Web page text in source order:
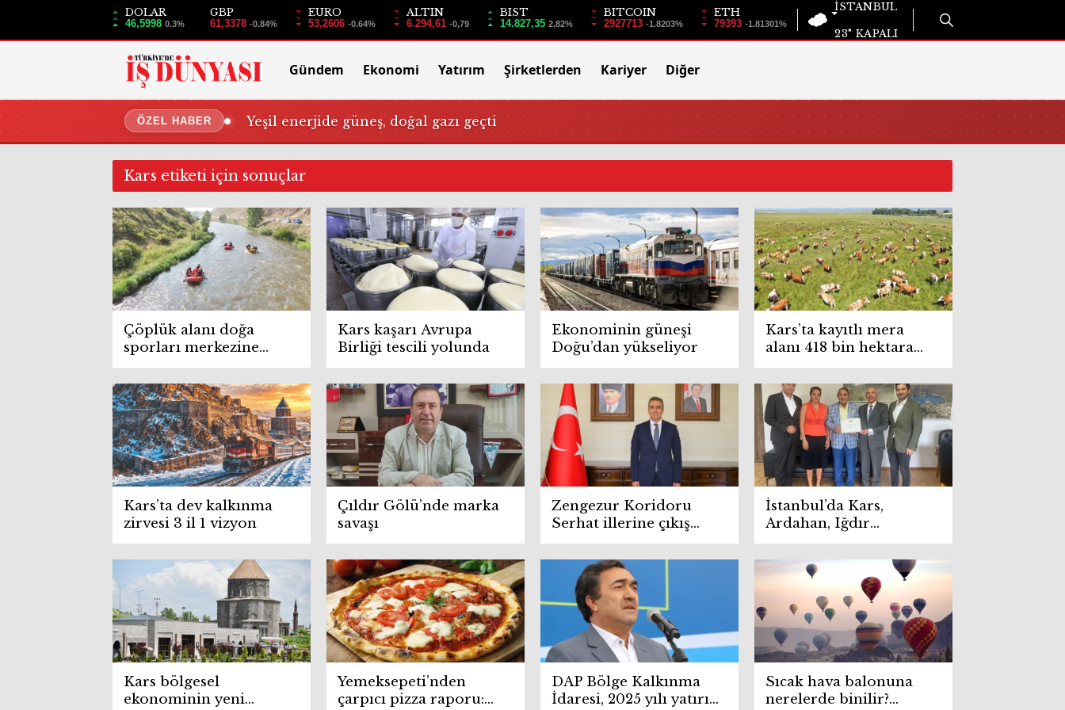
DOLAR
46,5998 0.3%
GBP
61,3378 -0.84%
EURO
53,2606 -0.64%
ALTIN
6.294,61 -0,79
BIST
14.827,35 2,82%
BITCOIN
2927713 -1.8203%
ETH
79393 -1.81301%
İSTANBUL
23° KAPALI
Gündem Ekonomi Yatırım Şirketlerden Kariyer Diğer
ÖZEL HABER Yeşil enerjide güneş, doğal gazı geçti
Kars etiketi için sonuçlar
Çöplük alanı doğa
sporları merkezine
dönüştürüldü
Kars kaşarı Avrupa
Birliği tescili yolunda
Ekonominin güneşi
Doğu’dan yükseliyor
Kars’ta kayıtlı mera
alanı 418 bin hektara
yükseldi
Kars’ta dev kalkınma
zirvesi 3 il 1 vizyon
Çıldır Gölü’nde marka
savaşı
Zengezur Koridoru
Serhat illerine çıkış
kapısı açıyor
İstanbul’da Kars,
Ardahan, Iğdır
buluşması
Kars bölgesel
ekonominin yeni
Yemeksepeti’nden
çarpıcı pizza raporu:
DAP Bölge Kalkınma
İdaresi, 2025 yılı yatırım
Sıcak hava balonuna
nerelerde binilir?